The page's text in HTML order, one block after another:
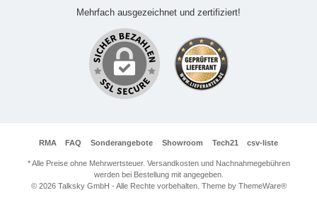
Mehrfach ausgezeichnet und zertifiziert!
RMA FAQ Sonderangebote Showroom Tech21 csv-liste
* Alle Preise ohne Mehrwertsteuer. Versandkosten und Nachnahmegebühren
werden bei Bestellung mit angegeben.
© 2026 Talksky GmbH - Alle Rechte vorbehalten. Theme by ThemeWare®